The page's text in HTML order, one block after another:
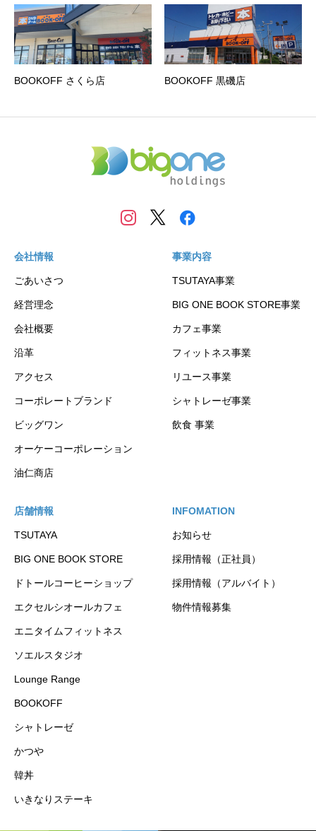
BOOKOFF さくら店 BOOKOFF 黒磯店
会社情報
ごあいさつ
経営理念
会社概要
沿革
アクセス
コーポレートブランド
ビッグワン
オーケーコーポレーション
油仁商店
事業内容
TSUTAYA事業
BIG ONE BOOK STORE事業
カフェ事業
フィットネス事業
リユース事業
シャトレーゼ事業
飲食 事業
店舗情報
TSUTAYA
BIG ONE BOOK STORE
ドトールコーヒーショップ
エクセルシオールカフェ
エニタイムフィットネス
ソエルスタジオ
Lounge Range
BOOKOFF
シャトレーゼ
かつや
韓丼
いきなりステーキ
INFOMATION
お知らせ
採用情報（正社員）
採用情報（アルバイト）
物件情報募集